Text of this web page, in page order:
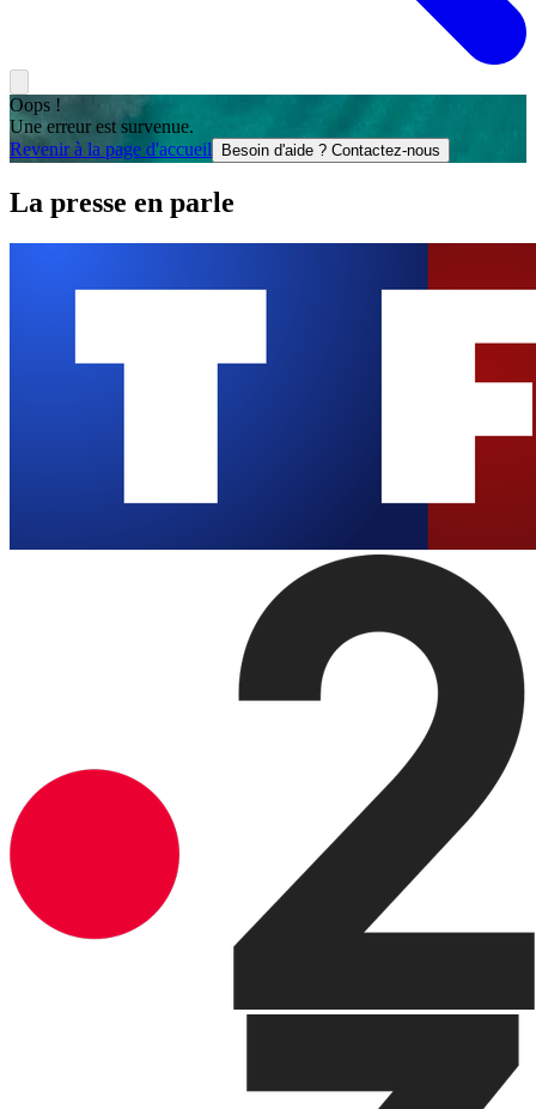
Oops !
Une erreur est survenue.
Revenir à la page d'accueil
Besoin d'aide ? Contactez-nous
La presse en parle